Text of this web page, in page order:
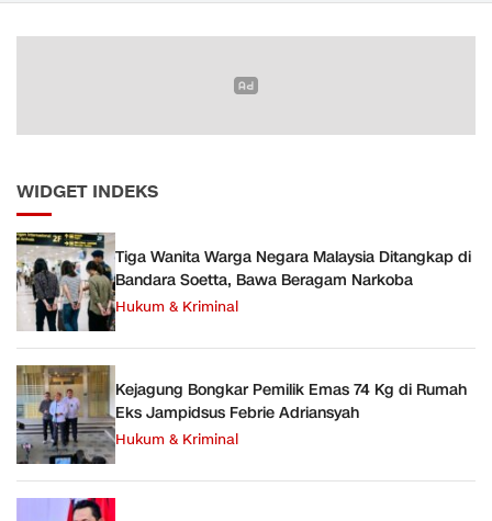
WIDGET INDEKS
Tiga Wanita Warga Negara Malaysia Ditangkap di
Bandara Soetta, Bawa Beragam Narkoba
Hukum & Kriminal
Kejagung Bongkar Pemilik Emas 74 Kg di Rumah
Eks Jampidsus Febrie Adriansyah
Hukum & Kriminal